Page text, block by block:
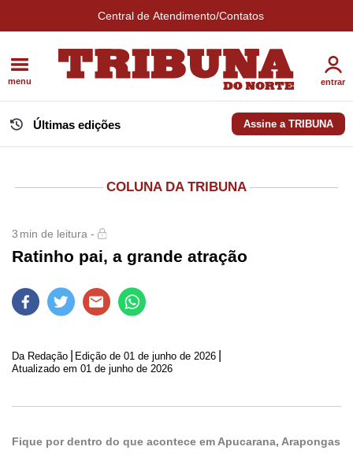
Central de Atendimento/Contatos
menu entrar
Últimas edições Assine a TRIBUNA
COLUNA DA TRIBUNA
3 min de leitura -
Ratinho pai, a grande atração
Da Redação Edição de 01 de junho de 2026
Atualizado em 01 de junho de 2026
Fique por dentro do que acontece em Apucarana, Arapongas